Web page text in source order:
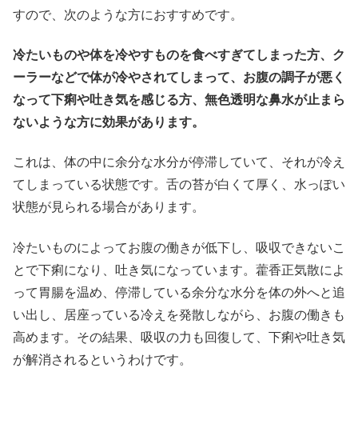
すので、次のような方におすすめです。
冷たいものや体を冷やすものを食べすぎてしまった方、ク
ーラーなどで体が冷やされてしまって、お腹の調子が悪く
なって下痢や吐き気を感じる方、無色透明な鼻水が止まら
ないような方に効果があります。
これは、体の中に余分な水分が停滞していて、それが冷え
てしまっている状態です。舌の苔が白くて厚く、水っぽい
状態が見られる場合があります。
冷たいものによってお腹の働きが低下し、吸収できないこ
とで下痢になり、吐き気になっています。藿香正気散によ
って胃腸を温め、停滞している余分な水分を体の外へと追
い出し、居座っている冷えを発散しながら、お腹の働きも
高めます。その結果、吸収の力も回復して、下痢や吐き気
が解消されるというわけです。